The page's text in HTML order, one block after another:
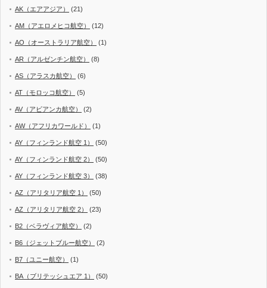
AK（エアアジア） (21)
AM（アエロメヒコ航空） (12)
AO（オーストラリア航空） (1)
AR（アルゼンチン航空） (8)
AS（アラスカ航空） (6)
AT（モロッコ航空） (5)
AV（アビアンカ航空） (2)
AW（アフリカワールド） (1)
AY（フィンランド航空 1） (50)
AY（フィンランド航空 2） (50)
AY（フィンランド航空 3） (38)
AZ（アリタリア航空 1） (50)
AZ（アリタリア航空 2） (23)
B2（ベラヴィア航空） (2)
B6（ジェットブルー航空） (2)
B7（ユニー航空） (1)
BA（ブリテッシュエア 1） (50)